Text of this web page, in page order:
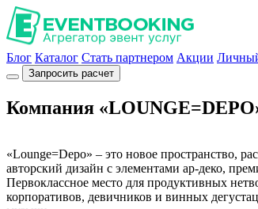
Блог Каталог Стать партнером Акции
Запросить расчет
Компания
«Lounge=Depo» – это новое пространство,
авторский дизайн с элементами ар-деко,
Первоклассное место для продуктивных
корпоративов, девичников и винных